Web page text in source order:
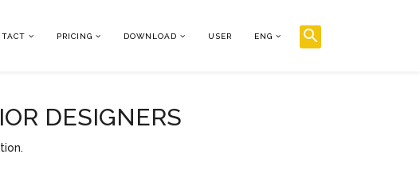
PRICING DOWNLOAD USER ENG
DESIGNERS